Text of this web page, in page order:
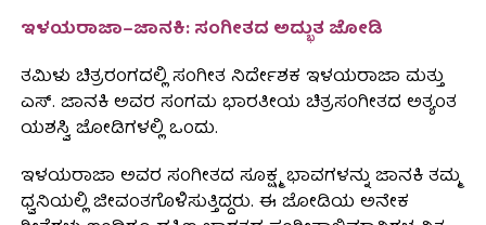
ಇಳಯರಾಜಾ–ಜಾನಕಿ: ಸಂಗೀತದ ಅದ್ಭುತ ಜೋಡಿ
ತಮಿಳು ಚಿತ್ರರಂಗದಲ್ಲಿ ಸಂಗೀತ ನಿರ್ದೇಶಕ ಇಳಯರಾಜಾ ಮತ್ತು
ಎಸ್. ಜಾನಕಿ ಅವರ ಸಂಗಮ ಭಾರತೀಯ ಚಿತ್ರಸಂಗೀತದ ಅತ್ಯಂತ
ಯಶಸ್ವಿ ಜೋಡಿಗಳಲ್ಲಿ ಒಂದು.
ಇಳಯರಾಜಾ ಅವರ ಸಂಗೀತದ ಸೂಕ್ಷ್ಮ ಭಾವಗಳನ್ನು ಜಾನಕಿ ತಮ್ಮ
ಧ್ವನಿಯಲ್ಲಿ ಜೀವಂತಗೊಳಿಸುತ್ತಿದ್ದರು. ಈ ಜೋಡಿಯ ಅನೇಕ